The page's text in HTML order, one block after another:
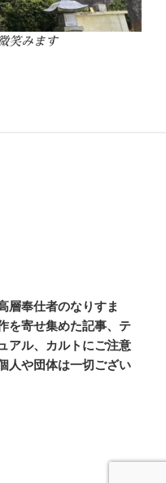
笑みます
奉仕者のなりすま
を寄せ集めた記事、テ
アル、カルトにご注意
人や団体は一切ござい